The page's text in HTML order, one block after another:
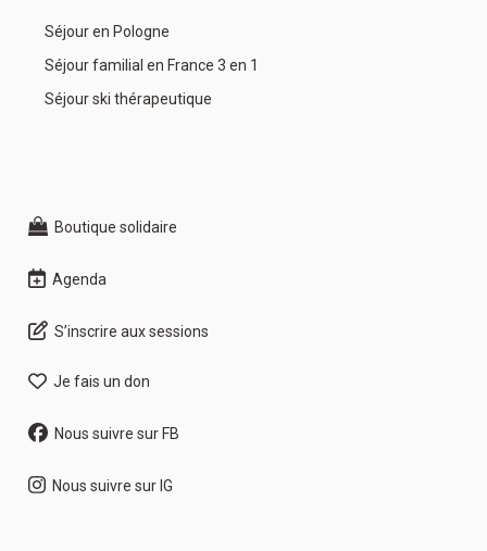
Séjour en Pologne
Séjour familial en France 3 en 1
Séjour ski thérapeutique
Boutique solidaire
Agenda
S’inscrire aux sessions
Je fais un don
Nous suivre sur FB
Nous suivre sur IG